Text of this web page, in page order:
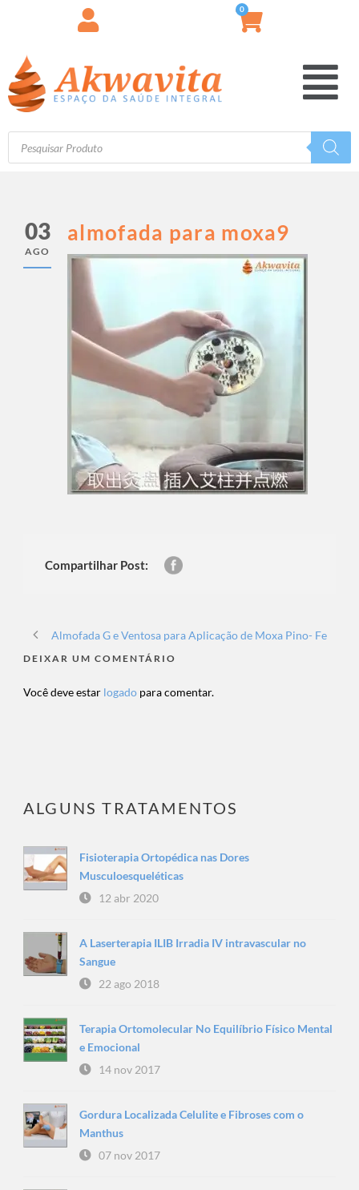
0
03
AGO
almofada para moxa9
Compartilhar Post:
Almofada G e Ventosa para Aplicação de Moxa Pino- Fe
DEIXAR UM COMENTÁRIO
Você deve estar logado para comentar.
ALGUNS TRATAMENTOS
Fisioterapia Ortopédica nas Dores
Musculoesqueléticas
12 abr 2020
A Laserterapia ILIB Irradia IV intravascular no
Sangue
22 ago 2018
Terapia Ortomolecular No Equilíbrio Físico Mental
e Emocional
14 nov 2017
Gordura Localizada Celulite e Fibroses com o
Manthus
07 nov 2017